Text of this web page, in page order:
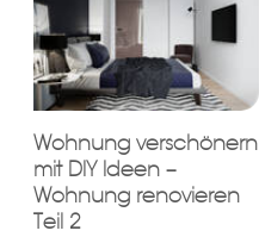
Wohnung verschönern
mit DIY Ideen –
Wohnung renovieren
Teil 2